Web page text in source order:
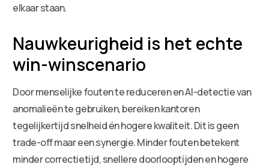
elkaar staan.
Nauwkeurigheid is het echte
win-winscenario
Door menselijke fouten te reduceren en AI-detectie van
anomalieën te gebruiken, bereiken kantoren
tegelijkertijd snelheid én hogere kwaliteit. Dit is geen
trade-off maar een synergie. Minder fouten betekent
minder correctietijd, snellere doorlooptijden en hogere